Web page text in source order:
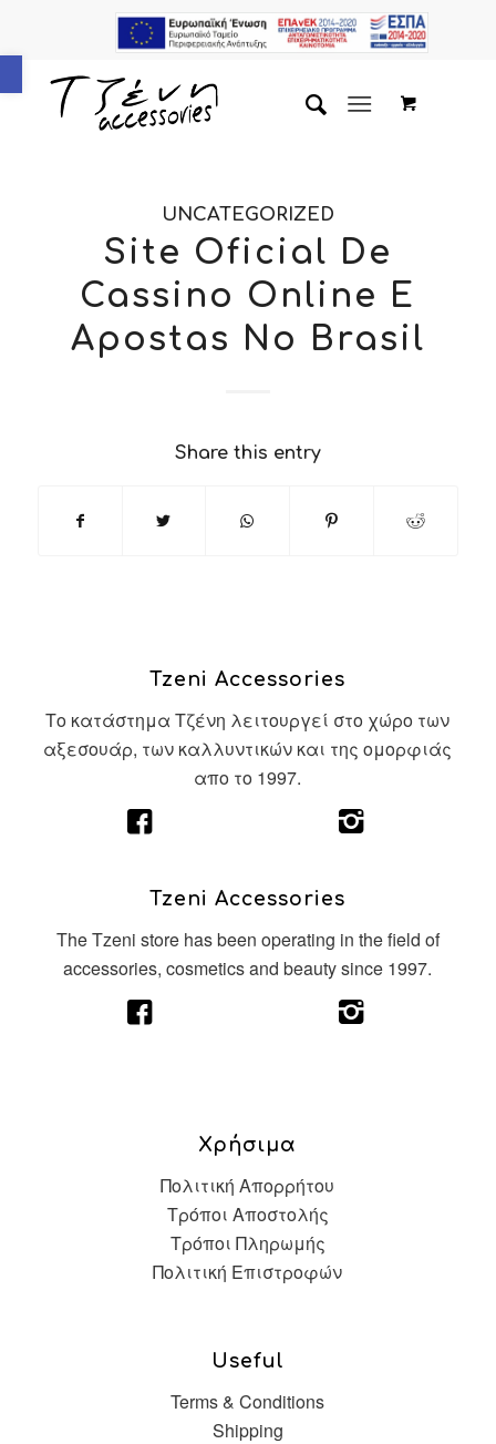
Ανοίξτε τη γραμμή εργαλείων
UNCATEGORIZED
Site Oficial De
Cassino Online E
Apostas No Brasil
Share this entry
Tzeni Accessories
Το κατάστημα Τζένη λειτουργεί στο χώρο των
αξεσουάρ, των καλλυντικών και της ομορφιάς
απο το 1997.
Tzeni Accessories
The Tzeni store has been operating in the field of
accessories, cosmetics and beauty since 1997.
Χρήσιμα
Πολιτική Απορρήτου
Τρόποι Αποστολής
Τρόποι Πληρωμής
Πολιτική Επιστροφών
Useful
Terms & Conditions
Shipping